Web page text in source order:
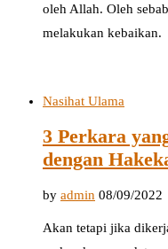
oleh Allah. Oleh
melakukan kebaikan.
Nasihat Ulama
3 Perkara
dengan
by admin 08/09/2022
Akan tetapi jika